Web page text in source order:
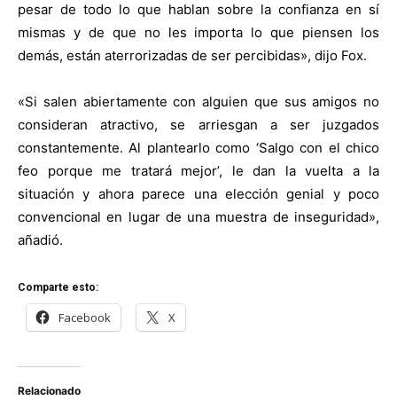
pesar de todo lo que hablan sobre la confianza en sí
mismas y de que no les importa lo que piensen los
demás, están aterrorizadas de ser percibidas», dijo Fox.
«Si salen abiertamente con alguien que sus amigos no
consideran atractivo, se arriesgan a ser juzgados
constantemente. Al plantearlo como ‘Salgo con el chico
feo porque me tratará mejor’, le dan la vuelta a la
situación y ahora parece una elección genial y poco
convencional en lugar de una muestra de inseguridad»,
añadió.
Comparte esto:
Facebook X
Relacionado